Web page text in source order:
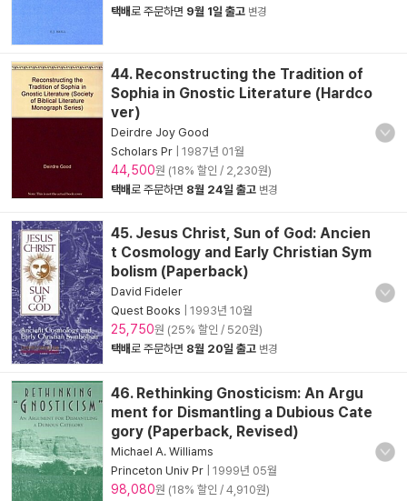
택배로 주문하면 9월 1일 출고 변경
44. Reconstructing the Tradition of
Sophia in Gnostic Literature (Hardco
ver)
Deirdre Joy Good
Scholars Pr
1987년 01월
44,500원 (18% 할인 / 2,230원)
택배로 주문하면 8월 24일 출고 변경
45. Jesus Christ, Sun of God: Ancien
t Cosmology and Early Christian Sym
bolism (Paperback)
David Fideler
Quest Books
1993년 10월
25,750원 (25% 할인 / 520원)
택배로 주문하면 8월 20일 출고 변경
46. Rethinking Gnosticism: An Argu
ment for Dismantling a Dubious Cate
gory (Paperback, Revised)
Michael A. Williams
Princeton Univ Pr
1999년 05월
98,080원 (18% 할인 / 4,910원)